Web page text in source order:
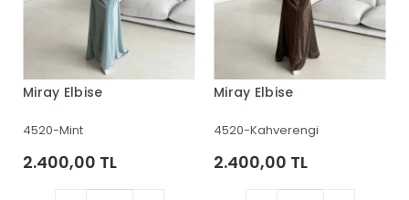
Miray Elbise
4520-Mint
2.400,00 TL
Miray Elbise
4520-Kahverengi
2.400,00 TL